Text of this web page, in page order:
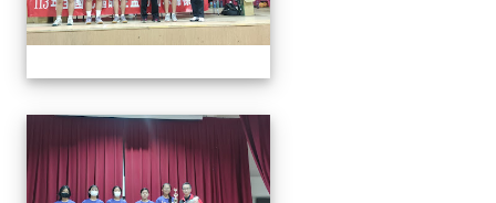
113年全國北區師生盃巧固